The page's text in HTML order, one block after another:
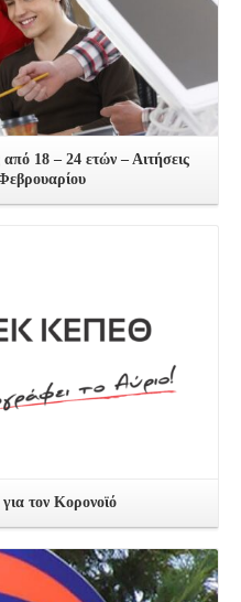
18 – 24 ετών – Αιτήσεις
τον Κορονοϊό